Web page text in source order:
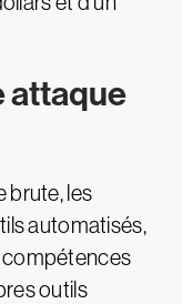
attaque
brute, les
automatisés,
compétences
outils